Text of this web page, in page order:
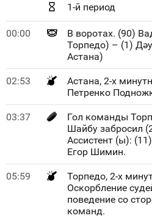
1-й период
00:00
В воротах. (90)
Торпедо) – (1)
Астана)
02:53
Астана, 2-х
Петренко
03:37
Гол команды
Шайбу забросил
Ассистент (ы):
Егор Шимин.
05:59
Торпедо, 2-х
Oскорбление
поведение со
команд.